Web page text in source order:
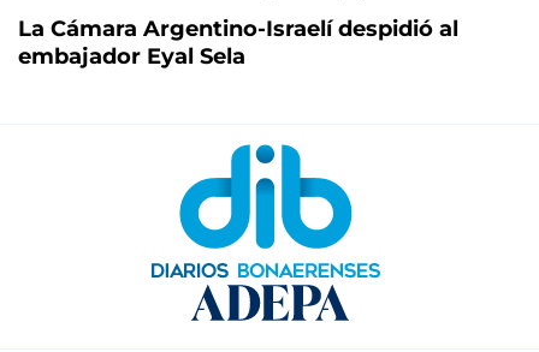
La Cámara Argentino-Israelí despidió al
embajador Eyal Sela